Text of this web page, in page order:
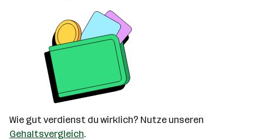
Wie gut verdienst du wirklich? Nutze unseren
Gehaltsvergleich.